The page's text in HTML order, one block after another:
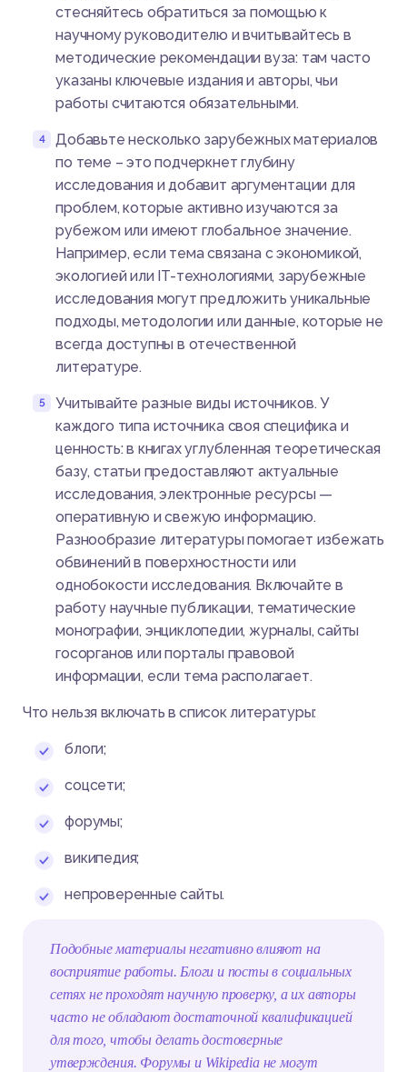
стесняйтесь обратиться за помощью к
научному руководителю и вчитывайтесь в
методические рекомендации вуза: там часто
указаны ключевые издания и авторы, чьи
работы считаются обязательными.
Добавьте несколько зарубежных материалов
по теме – это подчеркнет глубину
исследования и добавит аргументации для
проблем, которые активно изучаются за
рубежом или имеют глобальное значение.
Например, если тема связана с экономикой,
экологией или IT-технологиями, зарубежные
исследования могут предложить уникальные
подходы, методологии или данные, которые не
всегда доступны в отечественной
литературе.
Учитывайте разные виды источников. У
каждого типа источника своя специфика и
ценность: в книгах углубленная теоретическая
базу, статьи предоставляют актуальные
исследования, электронные ресурсы —
оперативную и свежую информацию.
Разнообразие литературы помогает избежать
обвинений в поверхностности или
однобокости исследования. Включайте в
работу научные публикации, тематические
монографии, энциклопедии, журналы, сайты
госорганов или порталы правовой
информации, если тема располагает.
Что нельзя включать в список литературы:
блоги;
соцсети;
форумы;
википедия;
непроверенные сайты.
Подобные материалы негативно влияют на
восприятие работы. Блоги и посты в социальных
сетях не проходят научную проверку, а их авторы
часто не обладают достаточной квалификацией
для того, чтобы делать достоверные
утверждения. Форумы и Wikipedia не могут